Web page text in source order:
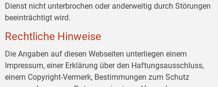
Dienst nicht unterbrochen oder anderweitig durch Störungen
beeinträchtigt wird.
Rechtliche Hinweise
Die Angaben auf diesen Webseiten unterliegen einem
Impressum, einer Erklärung über den Haftungsausschluss,
einem Copyright-Vermerk, Bestimmungen zum Schutz